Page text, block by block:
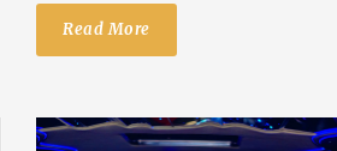
Read More